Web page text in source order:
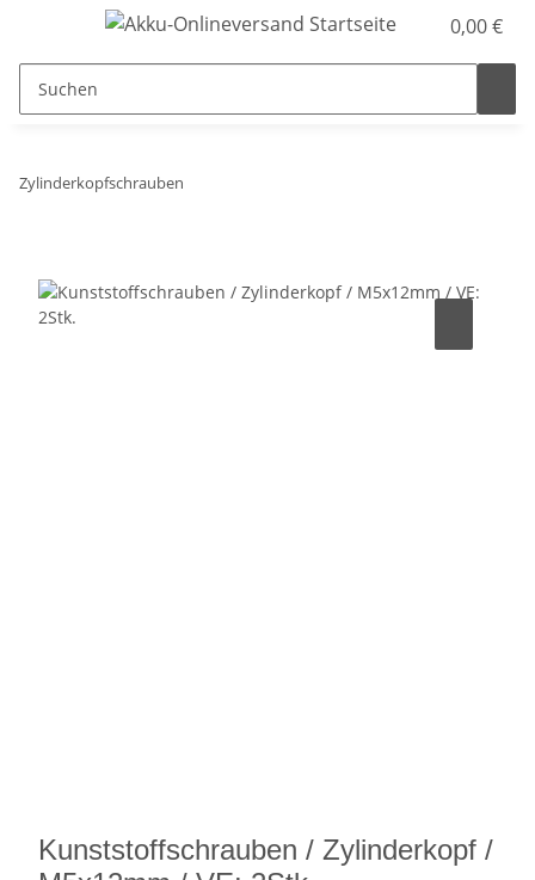
0,00 €
Zylinderkopfschrauben
Kunststoffschrauben / Zylinderkopf /